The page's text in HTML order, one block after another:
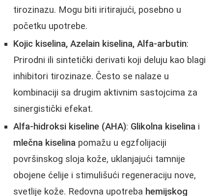
tirozinazu. Mogu biti iritirajući, posebno u
početku upotrebe.
Kojic kiselina, Azelain kiselina, Alfa-arbutin:
Prirodni ili sintetički derivati koji deluju kao blagi
inhibitori tirozinaze. Često se nalaze u
kombinaciji sa drugim aktivnim sastojcima za
sinergistički efekat.
Alfa-hidroksi kiseline (AHA): Glikolna kiselina i
mlečna kiselina pomažu u egzfolijaciji
površinskog sloja kože, uklanjajući tamnije
obojene ćelije i stimulišući regeneraciju nove,
svetlije kože. Redovna upotreba hemijskog